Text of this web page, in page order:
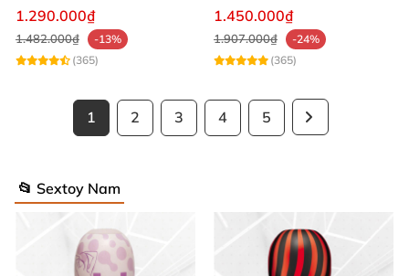
mại kích thích
1.290.000₫
1.482.000₫
-13%
(365)
động cao cấp
1.450.000₫
1.907.000₫
-24%
(365)
1 2 3 4 5
📂 Sextoy Nam